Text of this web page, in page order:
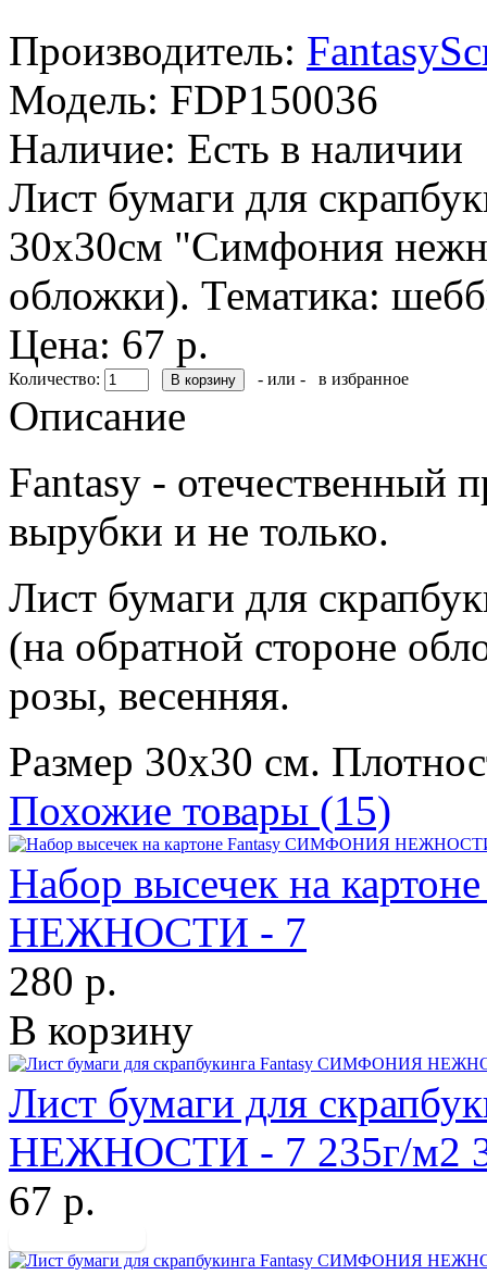
Производитель:
Модель: FDP150036
Наличие: Есть в наличии
Лист бумаги для
30х30см "Симфония
обложки). Тематика:
Цена: 67 р.
Количество: - или - в избранное
Описание
Fantasy - отечественный
вырубки и не только.
Лист бумаги для
(на обратной стороне
розы, весенняя.
Размер 30х30 см.
Похожие товары (15)
Набор высечек на
НЕЖНОСТИ - 7
280 р.
В корзину
Лист бумаги для
НЕЖНОСТИ - 7 235г/м2
67 р.